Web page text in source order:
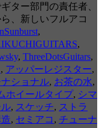
ター部門の責任者、
、新しいフルアコ
,
,
, ThreeDotsGuitars,
, アッパーレジスター,
ショナル, お茶の水,
ホイールタイプ, シマ
, スケッチ, ストラ
, セミアコ , チューナ